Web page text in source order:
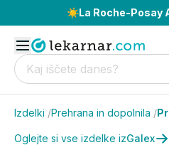
☀️La Roche-Posay
Izdelki /Prehrana in dopolnila /
Oglejte si vse izdelke izGalex